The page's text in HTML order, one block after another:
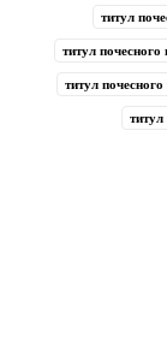
титул
титул
титул